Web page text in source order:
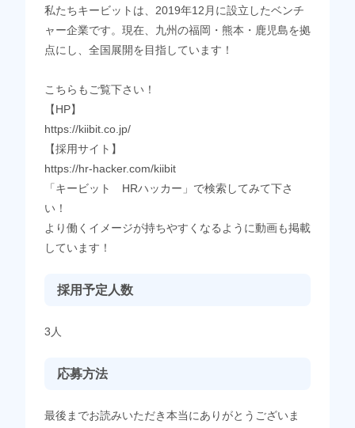
私たちキービットは、2019年12月に設立したベンチ
ャー企業です。現在、九州の福岡・熊本・鹿児島を拠
点にし、全国展開を目指しています！
こちらもご覧下さい！
【HP】
https://kiibit.co.jp/
【採用サイト】
https://hr-hacker.com/kiibit
「キービット HRハッカー」で検索してみて下さ
い！
より働くイメージが持ちやすくなるように動画も掲載
しています！
採用予定人数
3人
応募方法
最後までお読みいただき本当にありがとうございま